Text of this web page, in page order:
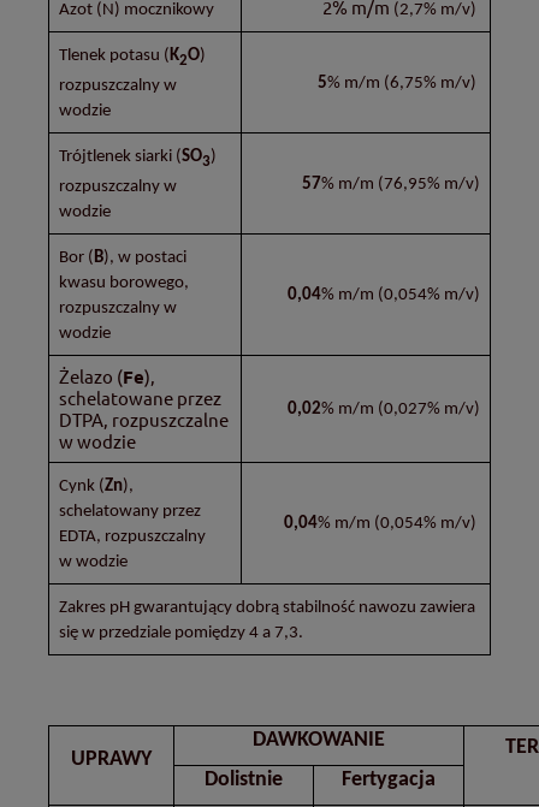
Azot (N) mocznikowy 2% m/m (2,7% m/v)
Tlenek potasu (K2O)
rozpuszczalny w
wodzie
5% m/m (6,75% m/v)
Trójtlenek siarki (SO3)
rozpuszczalny w
wodzie
57% m/m (76,95% m/v)
Bor (B), w postaci
kwasu borowego,
rozpuszczalny w
wodzie
0,04% m/m (0,054% m/v)
Żelazo (Fe),
schelatowane przez
DTPA, rozpuszczalne
w wodzie
0,02% m/m (0,027% m/v)
Cynk (Zn),
schelatowany przez
EDTA, rozpuszczalny
w wodzie
0,04% m/m (0,054% m/v)
Zakres pH gwarantujący dobrą stabilność nawozu zawiera
się w przedziale pomiędzy 4 a 7,3.
UPRAWY
DAWKOWANIE
Dolistnie
Fertygacja